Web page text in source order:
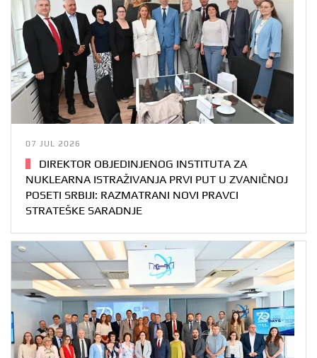
07 JUL 2026
DIREKTOR OBJEDINJENOG INSTITUTA ZA
NUKLEARNA ISTRAŽIVANJA PRVI PUT U ZVANIČNOJ
POSETI SRBIJI: RAZMATRANI NOVI PRAVCI
STRATEŠKE SARADNJE